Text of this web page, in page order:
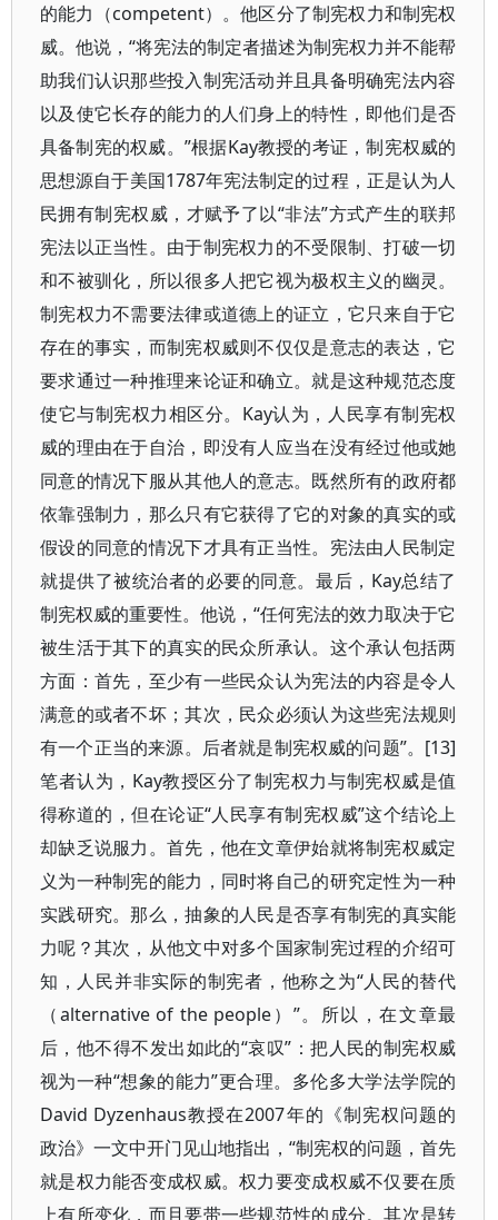
的能力（competent）。他区分了制宪权力和制宪权
威。他说，“将宪法的制定者描述为制宪权力并不能帮
助我们认识那些投入制宪活动并且具备明确宪法内容
以及使它长存的能力的人们身上的特性，即他们是否
具备制宪的权威。”根据Kay教授的考证，制宪权威的
思想源自于美国1787年宪法制定的过程，正是认为人
民拥有制宪权威，才赋予了以“非法”方式产生的联邦
宪法以正当性。由于制宪权力的不受限制、打破一切
和不被驯化，所以很多人把它视为极权主义的幽灵。
制宪权力不需要法律或道德上的证立，它只来自于它
存在的事实，而制宪权威则不仅仅是意志的表达，它
要求通过一种推理来论证和确立。就是这种规范态度
使它与制宪权力相区分。Kay认为，人民享有制宪权
威的理由在于自治，即没有人应当在没有经过他或她
同意的情况下服从其他人的意志。既然所有的政府都
依靠强制力，那么只有它获得了它的对象的真实的或
假设的同意的情况下才具有正当性。宪法由人民制定
就提供了被统治者的必要的同意。最后，Kay总结了
制宪权威的重要性。他说，“任何宪法的效力取决于它
被生活于其下的真实的民众所承认。这个承认包括两
方面：首先，至少有一些民众认为宪法的内容是令人
满意的或者不坏；其次，民众必须认为这些宪法规则
有一个正当的来源。后者就是制宪权威的问题”。[13]
笔者认为，Kay教授区分了制宪权力与制宪权威是值
得称道的，但在论证“人民享有制宪权威”这个结论上
却缺乏说服力。首先，他在文章伊始就将制宪权威定
义为一种制宪的能力，同时将自己的研究定性为一种
实践研究。那么，抽象的人民是否享有制宪的真实能
力呢？其次，从他文中对多个国家制宪过程的介绍可
知，人民并非实际的制宪者，他称之为“人民的替代
（alternative of the people）”。所以，在文章最
后，他不得不发出如此的“哀叹”：把人民的制宪权威
视为一种“想象的能力”更合理。多伦多大学法学院的
David Dyzenhaus教授在2007年的《制宪权问题的
政治》一文中开门见山地指出，“制宪权的问题，首先
就是权力能否变成权威。权力要变成权威不仅要在质
上有所变化，而且要带一些规范性的成分。其次是转